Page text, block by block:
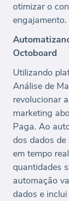
otimizar o
engajamento.
Octoboard
Utilizando
Análise de
revolucionar
marketing
Paga. Ao
dos dados
em tempo
quantidades
automação
dados e